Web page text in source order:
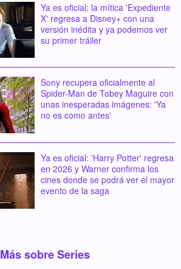
Ya es oficial: la mítica 'Expediente
X' regresa a Disney+ con una
versión inédita y ya podemos ver
su primer tráiler
Sony recupera oficialmente al
Spider-Man de Tobey Maguire con
unas inesperadas imágenes: 'Ya
no es como antes'
Ya es oficial: 'Harry Potter' regresa
en 2026 y Warner confirma los
cines donde se podrá ver el mayor
evento de la saga
Más sobre Series